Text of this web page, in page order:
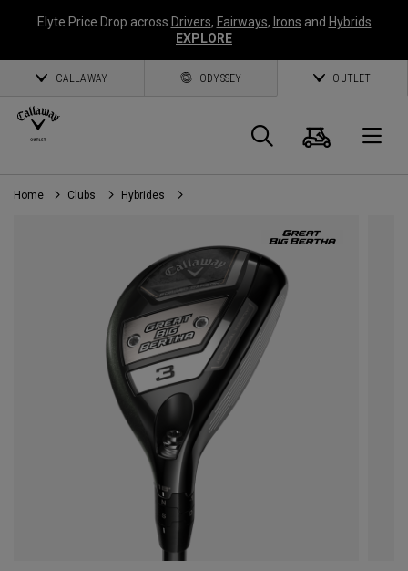
Elyte Price Drop across Drivers, Fairways, Irons and Hybrids
EXPLORE
CALLAWAY ODYSSEY OUTLET
Panier
Home Clubs Hybrides